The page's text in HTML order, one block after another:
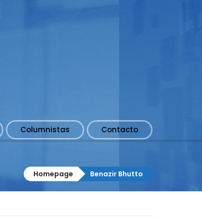
Columnistas Contacto
Homepage Benazir Bhutto